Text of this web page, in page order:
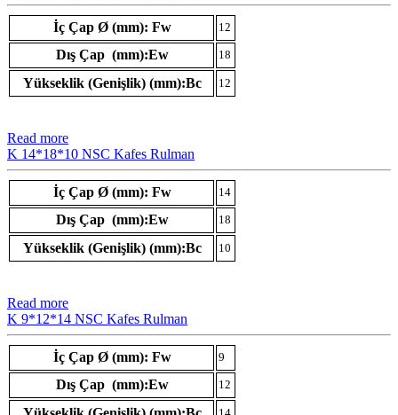
İç Çap Ø (mm): Fw 12
Dış Çap (mm):Ew 18
Yükseklik (Genişlik) (mm):Bc 12
Read more
K 14*18*10 NSC Kafes Rulman
İç Çap Ø (mm): Fw 14
Dış Çap (mm):Ew 18
Yükseklik (Genişlik) (mm):Bc 10
Read more
K 9*12*14 NSC Kafes Rulman
İç Çap Ø (mm): Fw 9
Dış Çap (mm):Ew 12